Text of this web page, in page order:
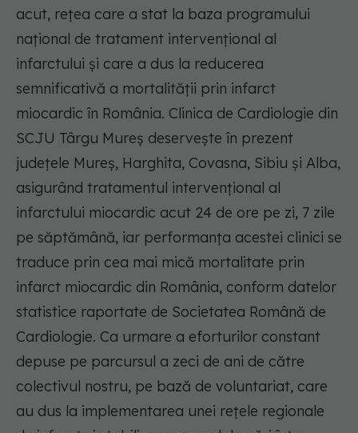
acut, reţea care a stat la baza programului
naţional de tratament intervenţional al
infarctului şi care a dus la reducerea
semnificativă a mortalităţii prin infarct
miocardic în România. Clinica de Cardiologie din
SCJU Târgu Mureş deserveşte în prezent
judeţele Mureş, Harghita, Covasna, Sibiu şi Alba,
asigurând tratamentul intervenţional al
infarctului miocardic acut 24 de ore pe zi, 7 zile
pe săptămână, iar performanţa acestei clinici se
traduce prin cea mai mică mortalitate prin
infarct miocardic din România, conform datelor
statistice raportate de Societatea Română de
Cardiologie. Ca urmare a eforturilor constant
depuse pe parcursul a zeci de ani de către
colectivul nostru, pe bază de voluntariat, care
au dus la implementarea unei reţele regionale